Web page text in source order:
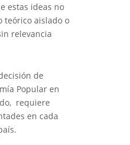
estas ideas no
teórico aislado o
relevancia
de
Popular en
requiere
en cada